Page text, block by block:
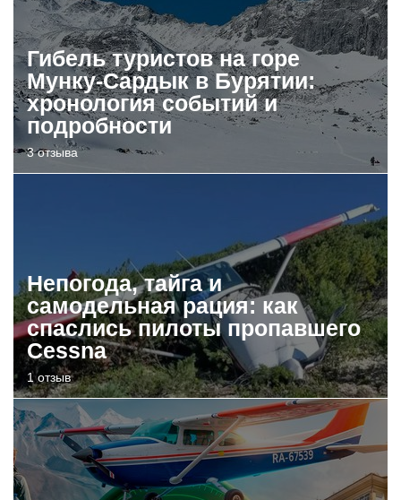
Гибель туристов на горе
Мунку-Сардык в Бурятии:
хронология событий и
подробности
3 отзыва
Непогода, тайга и
самодельная рация: как
спаслись пилоты пропавшего
Cessna
1 отзыв